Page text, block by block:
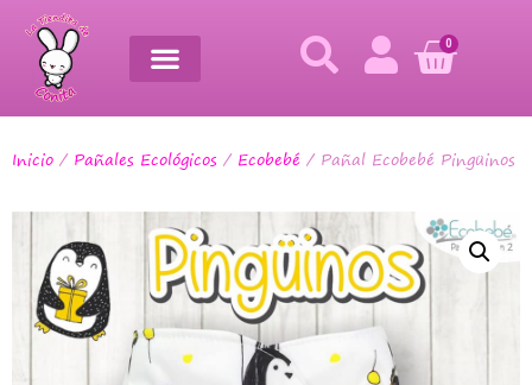
0
Inicio / Pañales Ecológicos / Ecobebé / Pañal Ecobebé Pingüinos